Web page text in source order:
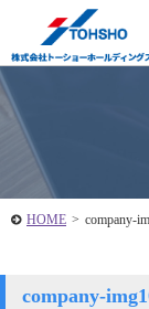
HOME > company-
company-